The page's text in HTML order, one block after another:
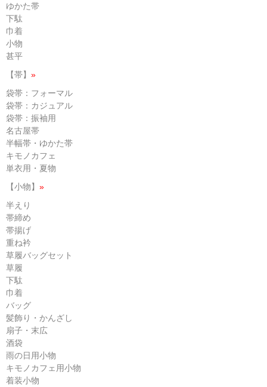
ゆかた帯
下駄
巾着
小物
甚平
【帯】 »
袋帯：フォーマル
袋帯：カジュアル
袋帯：振袖用
名古屋帯
半幅帯・ゆかた帯
キモノカフェ
単衣用・夏物
【小物】 »
半えり
帯締め
帯揚げ
重ね衿
草履バッグセット
草履
下駄
巾着
バッグ
髪飾り・かんざし
扇子・末広
酒袋
雨の日用小物
キモノカフェ用小物
着装小物